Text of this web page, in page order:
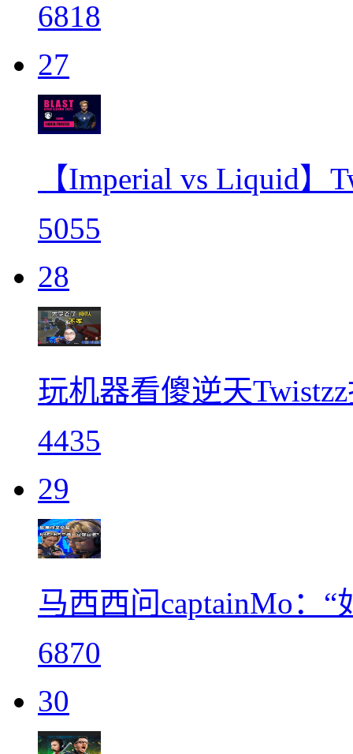
6818
27
【Imperial vs Liquid
5055
28
玩机器看傻逆天
4435
29
马西西问captainMo：
6870
30